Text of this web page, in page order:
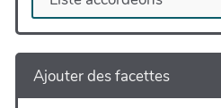
Ajouter des facettes